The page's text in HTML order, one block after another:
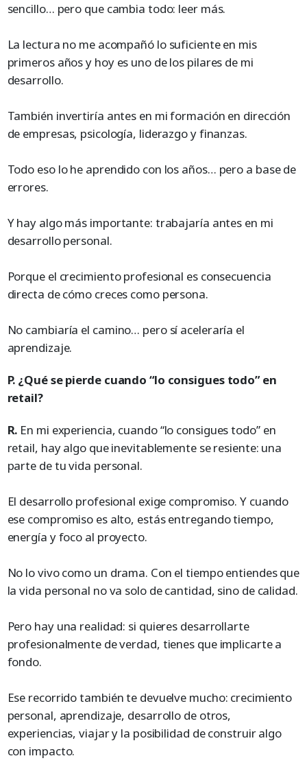
sencillo… pero que cambia todo: leer más.
La lectura no me acompañó lo suficiente en mis
primeros años y hoy es uno de los pilares de mi
desarrollo.
También invertiría antes en mi formación en dirección
de empresas, psicología, liderazgo y finanzas.
Todo eso lo he aprendido con los años… pero a base de
errores.
Y hay algo más importante: trabajaría antes en mi
desarrollo personal.
Porque el crecimiento profesional es consecuencia
directa de cómo creces como persona.
No cambiaría el camino… pero sí aceleraría el
aprendizaje.
P. ¿Qué se pierde cuando “lo consigues todo” en
retail?
R. En mi experiencia, cuando “lo consigues todo” en
retail, hay algo que inevitablemente se resiente: una
parte de tu vida personal.
El desarrollo profesional exige compromiso. Y cuando
ese compromiso es alto, estás entregando tiempo,
energía y foco al proyecto.
No lo vivo como un drama. Con el tiempo entiendes que
la vida personal no va solo de cantidad, sino de calidad.
Pero hay una realidad: si quieres desarrollarte
profesionalmente de verdad, tienes que implicarte a
fondo.
Ese recorrido también te devuelve mucho: crecimiento
personal, aprendizaje, desarrollo de otros,
experiencias, viajar y la posibilidad de construir algo
con impacto.